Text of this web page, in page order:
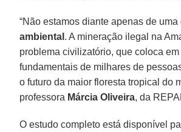
“Não estamos diante apenas de uma
ambiental . A mineração ilegal na
problema civilizatório, que coloca
fundamentais de milhares de
o futuro da maior floresta tropical do
professora Márcia Oliveira, da
O estudo completo está disponível